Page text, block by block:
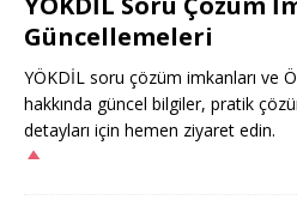
Güncellemeleri
YÖKDİL soru çözüm imkanları ve
hakkında güncel bilgiler, pratik
detayları için hemen ziyaret edin.